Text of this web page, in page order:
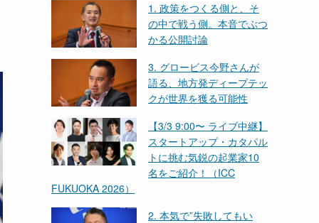
1. 政策をつくる側と、そ
の中で戦う側。本音でぶつ
かる公開討論
3. グロービス今野さんが
語る、地方発ディープテッ
クが世界を獲る可能性
【3/3 9:00〜 ライブ中継】
スタートアップ・カタパル
トに挑む気鋭の起業家10
名をご紹介！（ICC
FUKUOKA 2026）
2. 本気で”失敗してもい